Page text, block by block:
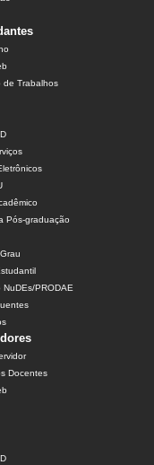
de Trabalhos
Pós-graduação
NuDEs/PRODAE
Docentes